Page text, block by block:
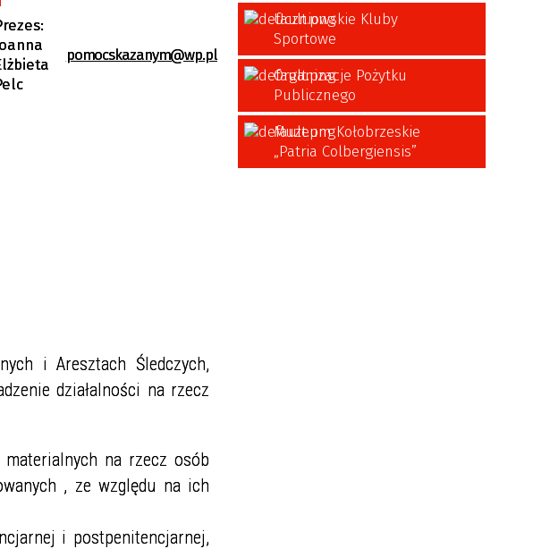
pomocskazanym@wp.pl
i Aresztach Śledczych,
działalności na rzecz
na rzecz osób
, ze względu na ich
i postpenitencjarnej,
Uczniowskie Kluby
Sportowe
Organizacje Pożytku
Publicznego
Muzeum Kołobrzeskie
„Patria Colbergiensis”